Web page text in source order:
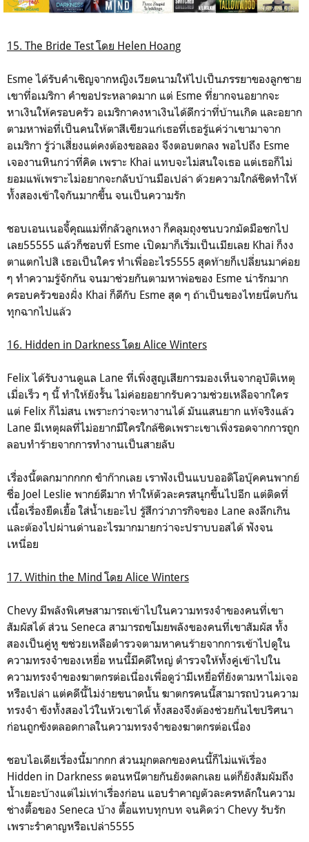
15. The Bride Test โดย Helen Hoang
Esme ได้รับคำเชิญจากหญิงเวียดนามให้ไปเป็นภรรยาของลูกชาย
เขาที่อเมริกา คำขอประหลาดมาก แต่ Esme ที่ยากจนอยากจะ
หาเงินให้ครอบครัว อเมริกาคงหาเงินได้ดีกว่าที่บ้านเกิด และอยาก
ตามหาพ่อที่เป็นคนให้ตาสีเขียวแก่เธอที่เธอรู้แค่ว่าเขามาจาก
อเมริกา รู้ว่าเสี่ยงแต่คงต้องขอลอง จึงตอบตกลง พอไปถึง Esme
เจองานหินกว่าที่คิด เพราะ Khai แทบจะไม่สนใจเธอ แต่เธอก็ไม่
ยอมแพ้เพราะไม่อยากจะกลับบ้านมือเปล่า ด้วยความใกล้ชิดทำให้
ทั้งสองเข้าใจกันมากขึ้น จนเป็นความรัก
ชอบเอนเนอจี้คุณแม่ที่กลัวลูกเหงา ก็คลุมถุงชนบวกมัดมือชกไป
เลย55555 แล้วก็ชอบที่ Esme เปิดมาก็เริ่มเป็นเมียเลย Khai ก็งง
ตาแตกไปสิ เธอเป็นใคร ทำเพื่ออะไร5555 สุดท้ายก็เปลี่ยนมาค่อย
ๆ ทำความรู้จักกัน จนมาช่วยกันตามหาพ่อของ Esme น่ารักมาก
ครอบครัวของฝั่ง Khai ก็ดีกับ Esme สุด ๆ ถ้าเป็นของไทยนี่ตบกัน
ทุกฉากไปแล้ว
16. Hidden in Darkness โดย Alice Winters
Felix ได้รับงานดูแล Lane ที่เพิ่งสูญเสียการมองเห็นจากอุบัติเหตุ
เมื่อเร็ว ๆ นี้ ทำให้ยังรั้น ไม่ค่อยอยากรับความช่วยเหลือจากใคร
แต่ Felix ก็ไม่สน เพราะกว่าจะหางานได้ มันแสนยาก แท้จริงแล้ว
Lane มีเหตุผลที่ไม่อยากมีใครใกล้ชิดเพราะเขาเพิ่งรอดจากการถูก
ลอบทำร้ายจากการทำงานเป็นสายลับ
เรื่องนี้ตลกมากกกก ขำก๊ากเลย เราฟังเป็นแบบออดิโอบุ๊คคนพากย์
ชื่อ Joel Leslie พากย์ดีมาก ทำให้ตัวละครสนุกขึ้นไปอีก แต่ติดที่
เนื้อเรื่องยืดเยื้อ ใส่น้ำเยอะไป รู้สึกว่าภารกิจของ Lane ลงลึกเกิน
และต้องไปผ่านด่านอะไรมากมายกว่าจะปราบบอสได้ ฟังจน
เหนื่อย
17. Within the Mind โดย Alice Winters
Chevy มีพลังพิเศษสามารถเข้าไปในความทรงจำของคนที่เขา
สัมผัสได้ ส่วน Seneca สามารถขโมยพลังของคนที่เขาสัมผัส ทั้ง
สองเป็นคู่หู ฃช่วยเหลือตำรวจตามหาคนร้ายจากการเข้าไปดูใน
ความทรงจำของเหยื่อ หนนี้มีคดีใหญ่ ตำรวจให้ทั้งคู่เข้าไปใน
ความทรงจำของฆาตกรต่อเนื่องเพื่อดูว่ามีเหยื่อที่ยังตามหาไม่เจอ
หรือเปล่า แต่คดีนี้ไม่ง่ายขนาดนั้น ฆาตกรคนนี้สามารถป่วนความ
ทรงจำ ขังทั้งสองไว้ในหัวเขาได้ ทั้งสองจึงต้องช่วยกันไขปริศนา
ก่อนถูกขังตลอดกาลในความทรงจำของฆาตกรต่อเนื่อง
ชอบไอเดียเรื่องนี้มากกก ส่วนมุกตลกของคนนี้ก็ไม่แพ้เรื่อง
Hidden in Darkness ตอนหนีตายกันยังตลกเลย แต่ก็ยังสัมผัมถึง
น้ำเยอะบ้างแต่ไม่เท่าเรื่องก่อน แอบรำคาญตัวละครหลักในความ
ช่างตื้อของ Seneca บ้าง ตื้อแทบทุกบท จนคิดว่า Chevy รับรัก
เพราะรำคาญหรือเปล่า5555